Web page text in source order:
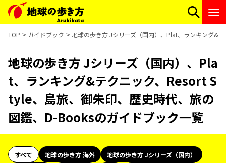
TOP ガイドブック 地球の歩き方 Jシリーズ（国内）、Plat、ランキング&
地球の歩き方 Jシリーズ（国内）、Pla
t、ランキング&テクニック、Resort S
tyle、島旅、御朱印、歴史時代、旅の
図鑑、D-Booksのガイドブック一覧
すべて 地球の歩き方 海外
地球の歩き方 Jシリーズ（国内）